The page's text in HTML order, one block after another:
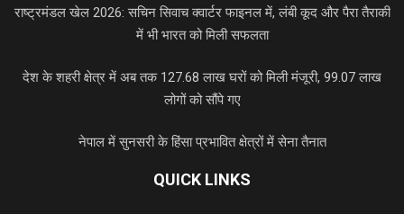
राष्ट्रमंडल खेल 2026: सचिन सिवाच क्वार्टर फाइनल में, लंबी कूद और पैरा तैराकी
में भी भारत को मिली सफलता
देश के शहरी क्षेत्र में अब तक 127.68 लाख घरों को मिली मंजूरी, 99.07 लाख
लोगों को सौंपे गए
नेपाल में सुनसरी के हिंसा प्रभावित क्षेत्रों में सेना तैनात
QUICK LINKS